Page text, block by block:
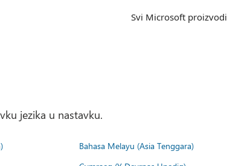
Svi Microsoft proizvodi
jezika u nastavku.
Bahasa Melayu (Asia Tenggara)